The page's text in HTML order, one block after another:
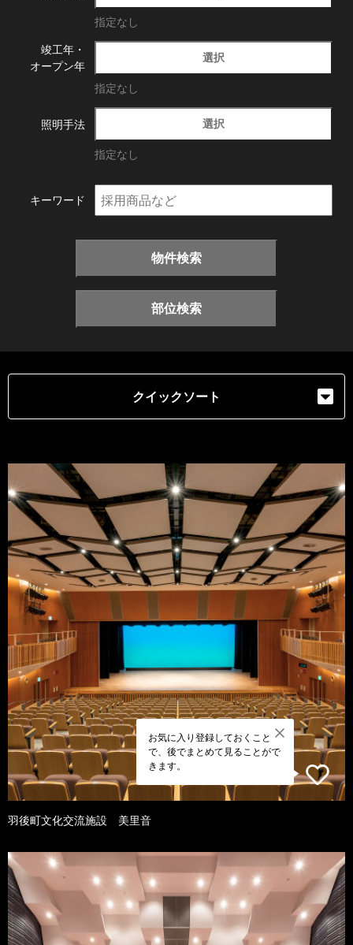
指定なし
竣工年・
オープン年
選択
指定なし
照明手法 選択
指定なし
キーワード
物件検索
部位検索
クイックソート
お気に入り登録しておくこと
で、後でまとめて見ることがで
きます。
羽後町文化交流施設 美里音